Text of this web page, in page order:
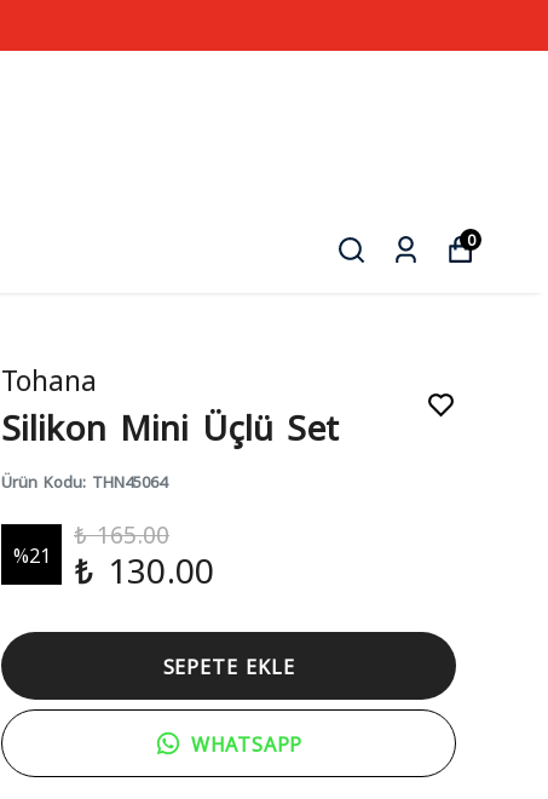
0
Tohana
Silikon Mini Üçlü Set
Ürün Kodu: THN45064
%21
₺ 165.00
₺ 130.00
SEPETE EKLE
WHATSAPP